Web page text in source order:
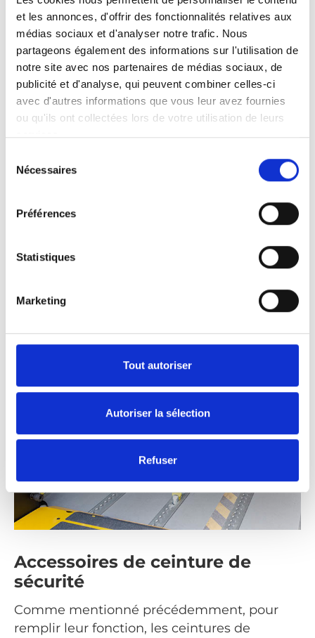
et les annonces, d'offrir des fonctionnalités relatives aux
médias sociaux et d'analyser notre trafic. Nous
partageons également des informations sur l'utilisation de
notre site avec nos partenaires de médias sociaux, de
publicité et d'analyse, qui peuvent combiner celles-ci
avec d'autres informations que vous leur avez fournies
ou qu'ils ont collectées lors de votre utilisation de leurs
services.
Nécessaires
Préférences
Statistiques
Marketing
Tout autoriser
Autoriser la sélection
Refuser
mousquetons. Les fixations pour fauteuil
roulant doivent toujours être utilisées par
quatre : deux à l’avant et deux à l’arrière.
Elles peuvent être directement boulonnées
au plancher ou connectées à des points de
fixation spéciaux ou des rails.
Utilisez uniquement des fixations pour
fauteuil roulant testées et homologuées
conformément à la norme
Accessoires de ceinture de
sécurité
Comme mentionné précédemment, pour
remplir leur fonction, les ceintures de